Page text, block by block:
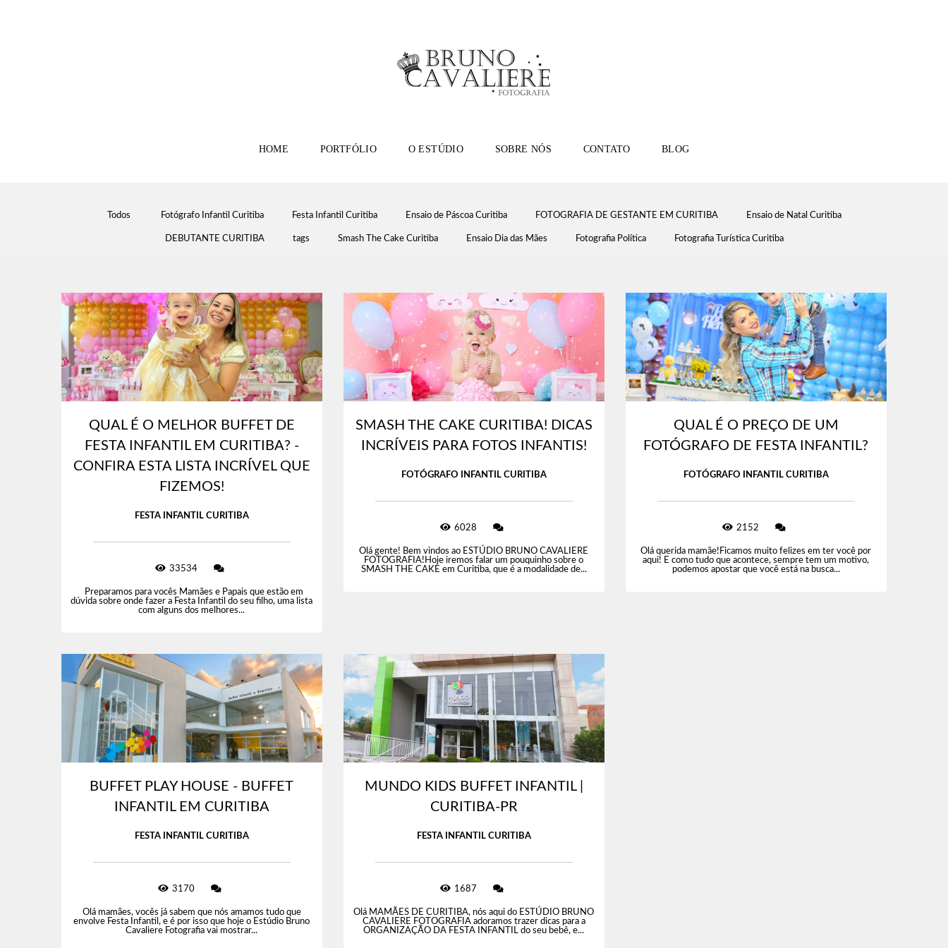
HOME PORTFÓLIO O ESTÚDIO SOBRE NÓS CONTATO BLOG
Todos Fotógrafo Infantil Curitiba Festa Infantil Curitiba Ensaio de Páscoa Curitiba FOTOGRAFIA DE GESTANTE EM CURITIBA Ensaio de Natal Curitiba
DEBUTANTE CURITIBA tags Smash The Cake Curitiba Ensaio Dia das Mães Fotografia Política Fotografia Turística Curitiba
QUAL É O MELHOR BUFFET DE
FESTA INFANTIL EM CURITIBA? -
CONFIRA ESTA LISTA INCRÍVEL QUE
FIZEMOS!
FESTA INFANTIL CURITIBA
33534
Preparamos para vocês Mamães e Papais que estão em
dúvida sobre onde fazer a Festa Infantil do seu filho, uma lista
com alguns dos melhores...
SMASH THE CAKE CURITIBA! DICAS
INCRÍVEIS PARA FOTOS INFANTIS!
FOTÓGRAFO INFANTIL CURITIBA
6028
Olá gente! Bem vindos ao ESTÚDIO BRUNO CAVALIERE
FOTOGRAFIA!Hoje iremos falar um pouquinho sobre o
SMASH THE CAKE em Curitiba, que é a modalidade de...
QUAL É O PREÇO DE UM
FOTÓGRAFO DE FESTA INFANTIL?
FOTÓGRAFO INFANTIL CURITIBA
2152
Olá querida mamãe!Ficamos muito felizes em ter você por
aqui! E como tudo que acontece, sempre tem um motivo,
podemos apostar que você está na busca...
BUFFET PLAY HOUSE - BUFFET
INFANTIL EM CURITIBA
FESTA INFANTIL CURITIBA
3170
Olá mamães, vocês já sabem que nós amamos tudo que
envolve Festa Infantil, e é por isso que hoje o Estúdio Bruno
Cavaliere Fotografia vai mostrar...
MUNDO KIDS BUFFET INFANTIL |
CURITIBA-PR
FESTA INFANTIL CURITIBA
1687
Olá MAMÃES DE CURITIBA, nós aqui do ESTÚDIO BRUNO
CAVALIERE FOTOGRAFIA adoramos trazer dicas para a
ORGANIZAÇÃO DA FESTA INFANTIL do seu bebê, e...